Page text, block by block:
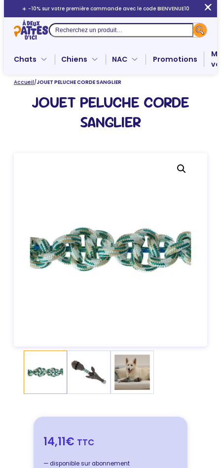
au
contenu
☀️ -10% sur votre première commande avec le code BIENVENUE10
Recherche
Chats Chiens NAC Promotions
Accueil/JOUET PELUCHE CORDE SANGLIER
JOUET PELUCHE CORDE
SANGLIER
14,11€ TTC
— disponible sur abonnement